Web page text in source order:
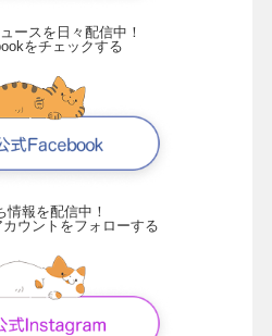
ースを日々配信中！
をチェックする
情報を配信中！
カウントをフォローする